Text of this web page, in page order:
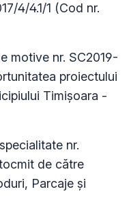
4/4.1/1 (Cod nr.
motive nr. SC2019-
proiectului
Timișoara -
nr.
de către
Parcaje şi